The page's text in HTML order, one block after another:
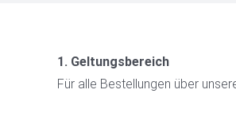
1. Geltungsbereich
Für alle Bestellungen über